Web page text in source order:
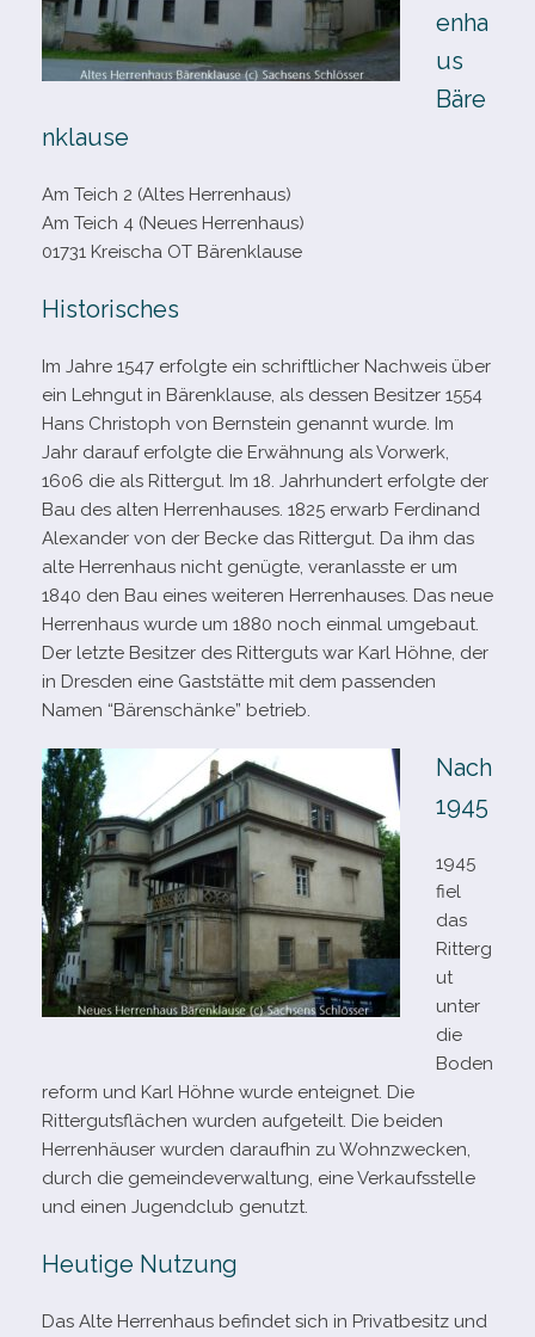
enha
us
Bäre
nklause
Am Teich 2 (Altes Herrenhaus)
Am Teich 4 (Neues Herrenhaus)
01731 Kreischa OT Bärenklause
Historisches
Im Jahre 1547 erfolgte ein schrift­li­cher Nachweis über
ein Lehngut in Bärenklause, als des­sen Besitzer 1554
Hans Christoph von Bernstein genannt wurde. Im
Jahr dar­auf erfolgte die Erwähnung als Vorwerk,
1606 die als Rittergut. Im 18. Jahrhundert erfolgte der
Bau des alten Herrenhauses. 1825 erwarb Ferdinand
Alexander von der Becke das Rittergut. Da ihm das
alte Herrenhaus nicht genügte, ver­an­lasste er um
1840 den Bau eines wei­te­ren Herrenhauses. Das neue
Herrenhaus wurde um 1880 noch ein­mal umge­baut.
Der letzte Besitzer des Ritterguts war Karl Höhne, der
in Dresden eine Gaststätte mit dem pas­sen­den
Namen “Bärenschänke” betrieb.
Nach
1945
1945
fiel
das
Ritterg
ut
unter
die
Boden
reform und Karl Höhne wurde ent­eig­net. Die
Rittergutsflächen wur­den auf­ge­teilt. Die bei­den
Herrenhäuser wur­den dar­auf­hin zu Wohnzwecken,
durch die gemein­de­ver­wal­tung, eine Verkaufsstelle
und einen Jugendclub genutzt.
Heutige Nutzung
Das Alte Herrenhaus befin­det sich in Privatbesitz und